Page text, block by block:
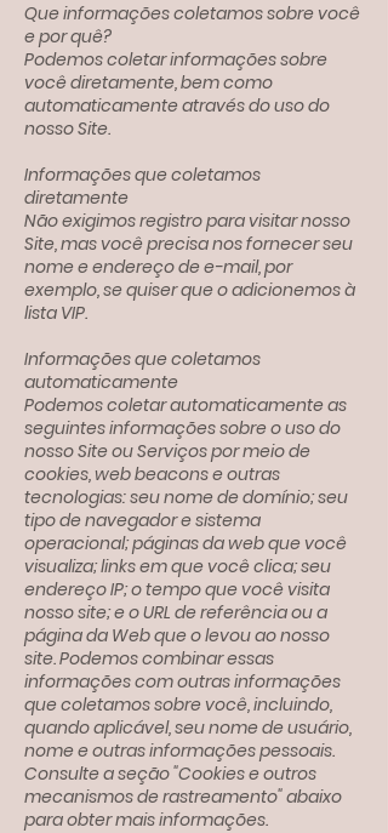
Que informações coletamos sobre você
e por quê?
Podemos coletar informações sobre
você diretamente, bem como
automaticamente através do uso do
nosso Site.
Informações que coletamos
diretamente
Não exigimos registro para visitar nosso
Site, mas você precisa nos fornecer seu
nome e endereço de e-mail, por
exemplo, se quiser que o adicionemos à
lista VIP.
Informações que coletamos
automaticamente
Podemos coletar automaticamente as
seguintes informações sobre o uso do
nosso Site ou Serviços por meio de
cookies, web beacons e outras
tecnologias: seu nome de domínio; seu
tipo de navegador e sistema
operacional; páginas da web que você
visualiza; links em que você clica; seu
endereço IP; o tempo que você visita
nosso site; e o URL de referência ou a
página da Web que o levou ao nosso
site. Podemos combinar essas
informações com outras informações
que coletamos sobre você, incluindo,
quando aplicável, seu nome de usuário,
nome e outras informações pessoais.
Consulte a seção "Cookies e outros
mecanismos de rastreamento" abaixo
para obter mais informações.